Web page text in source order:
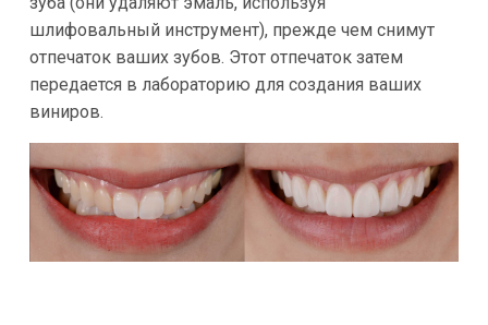
шлифовальный инструмент), прежде чем снимут
отпечаток ваших зубов. Этот отпечаток затем
передается в лабораторию для создания ваших
виниров.